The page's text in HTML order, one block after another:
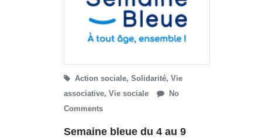
Action sociale, Solidarité, Vie
associative, Vie sociale
No
Comments
Semaine bleue du 4 au 9